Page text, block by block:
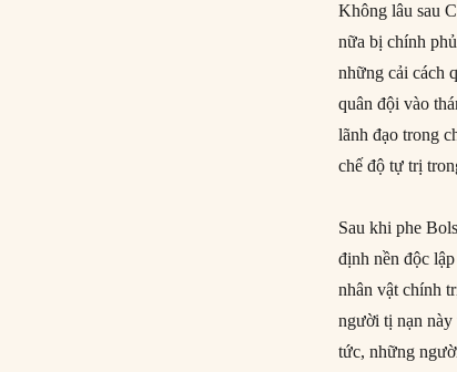
Không lâu sau
nữa bị chính
những cải cách
quân đội vào
lãnh đạo trong
chế độ tự trị
Sau khi phe
định nền độc
nhân vật chính
người tị nạn
tức, những